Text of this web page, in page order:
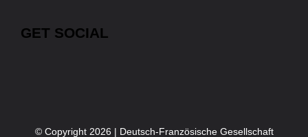
GET SOCIAL
© Copyright 2026 | Deutsch-Französische Gesellschaft